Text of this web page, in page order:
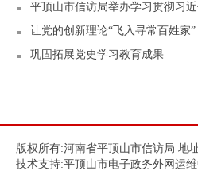
平顶山市信访局举办学习贯彻习
让党的创新理论“飞入寻常百姓家”
巩固拓展党史学习教育成果
版权所有:河南省平顶山市信访局 地
技术支持:平顶山市电子政务外网运